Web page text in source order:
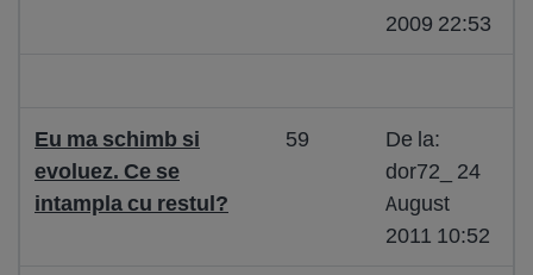
2009 22:53
Eu ma schimb si
evoluez. Ce se
intampla cu restul?
59
De la:
dor72_ 24
August
2011 10:52